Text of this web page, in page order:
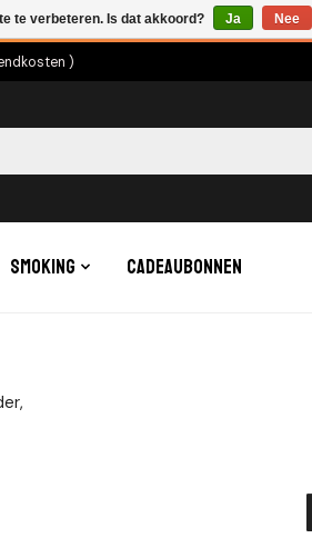
)
Smoking Cadeaubonnen
te verbeteren. Is dat akkoord? Ja Nee